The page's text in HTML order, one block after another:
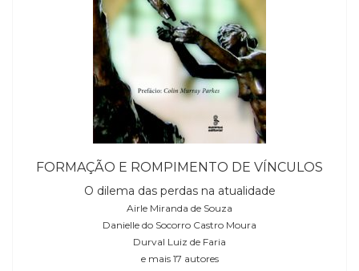
FORMAÇÃO E ROMPIMENTO DE VÍNCULOS
O dilema das perdas na atualidade
Airle Miranda de Souza
Danielle do Socorro Castro Moura
Durval Luiz de Faria
e mais 17 autores